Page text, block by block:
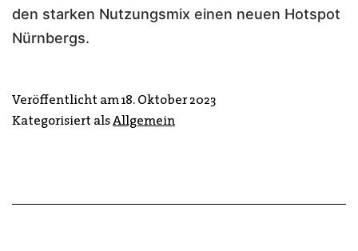
den starken Nutzungsmix einen neuen Hotspot
Nürnbergs.
Veröffentlicht am18. Oktober 2023
Kategorisiert alsAllgemein